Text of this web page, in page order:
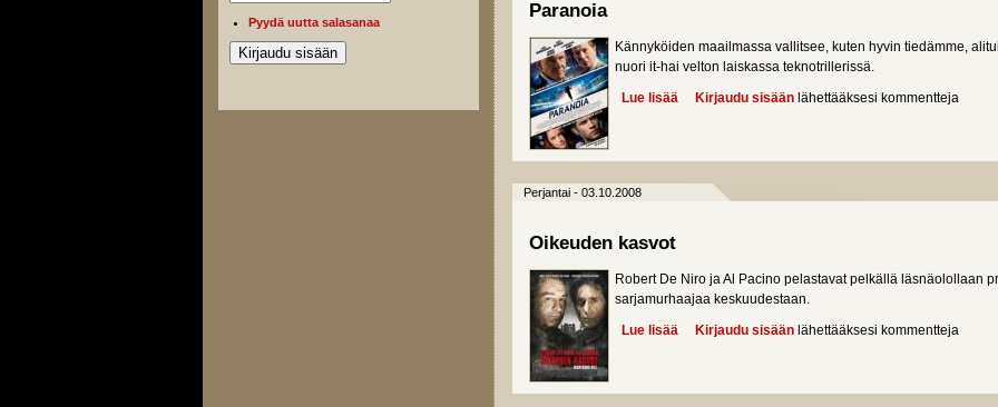
Pyydä uutta salasanaa
Paranoia
Kännyköiden maailmassa vallitsee, kuten hyvin tiedämme,
nuori it-hai velton laiskassa teknotrillerissä.
Lue lisää about Paranoia
Kirjaudu sisään lähettääksesi kommentteja
Perjantai - 03.10.2008
Oikeuden kasvot
Robert De Niro ja Al Pacino pelastavat pelkällä läsnäolollaan
sarjamurhaajaa keskuudestaan.
Lue lisää about Oikeuden kasvot
Kirjaudu sisään lähettääksesi kommentteja